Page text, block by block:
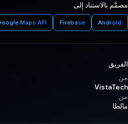
مصمَّم بالاستناد إلى
Android
Firebase
Maps API
الفريق
من
VistaTech
من
مالطا